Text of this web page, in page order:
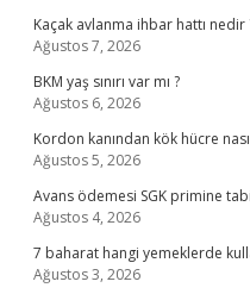
Kaçak avlanma ihbar hattı nedir
Ağustos 7, 2026
BKM yaş sınırı var mı ?
Ağustos 6, 2026
Kordon kanından kök hücre
Ağustos 5, 2026
Avans ödemesi SGK primine
Ağustos 4, 2026
7 baharat hangi yemeklerde
Ağustos 3, 2026